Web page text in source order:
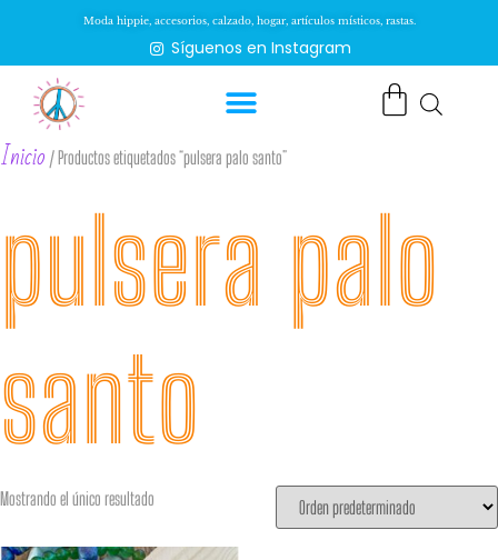
Moda hippie, accesorios, calzado, hogar, artículos místicos, rastas.
Síguenos en Instagram
Inicio / Productos etiquetados “pulsera palo santo”
pulsera palo
santo
Mostrando el único resultado